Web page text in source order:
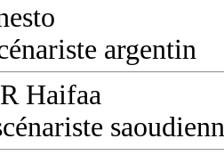
argentin
Haifaa